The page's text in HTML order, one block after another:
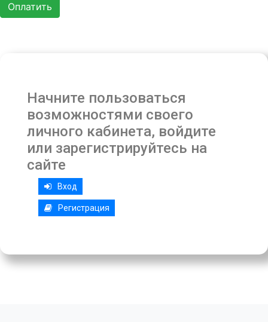
Оплатить
Начните пользоваться
возможностями своего
личного кабинета, войдите
или зарегистрируйтесь на
сайте
Вход
Регистрация